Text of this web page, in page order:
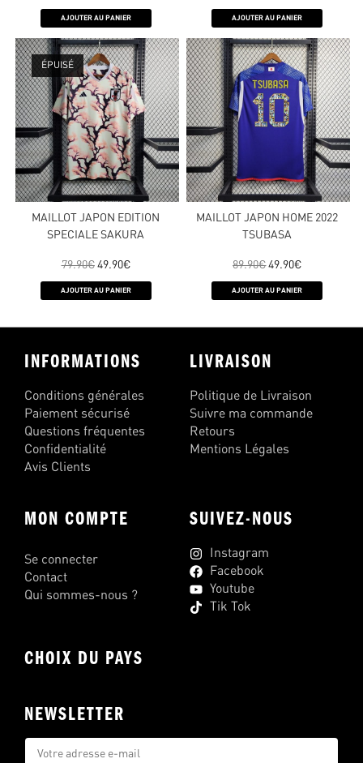
AJOUTER AU PANIER AJOUTER AU PANIER
ÉPUISÉ
MAILLOT JAPON EDITION
SPECIALE SAKURA
79.90€ 49.90€
AJOUTER AU PANIER
MAILLOT JAPON HOME 2022
TSUBASA
89.90€ 49.90€
AJOUTER AU PANIER
INFORMATIONS
Conditions générales
Paiement sécurisé
Questions fréquentes
Confidentialité
Avis Clients
LIVRAISON
Politique de Livraison
Suivre ma commande
Retours
Mentions Légales
MON COMPTE
Se connecter
Contact
Qui sommes-nous ?
SUIVEZ-NOUS
Instagram
Facebook
Youtube
Tik Tok
CHOIX DU PAYS
NEWSLETTER